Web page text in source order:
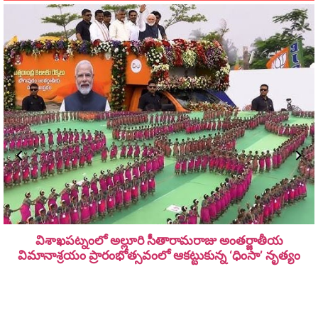
విశాఖపట్నంలో అల్లూరి సీతారామ‌రాజు అంత‌ర్జాతీయ
విమానాశ్ర‌యం ప్రారంభోత్సవంలో ఆకట్టుకున్న ‘ధింసా’ నృత్యం